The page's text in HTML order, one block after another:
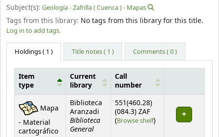
Subject(s): Geología - Zafrilla ( Cuenca ) - Mapas
Tags from this library: No tags from this library for this title.
Log in to add tags.
Holdings( 1 ) Title notes ( 1 ) Comments ( 0 )
Holdings
Item
type
Current
library
Call
number
Mapa
- Material
cartográfico
Biblioteca
Aranzadi
Biblioteca
General
551(460.28)
(084.3) ZAF
(Browse shelf(Opens below)
)